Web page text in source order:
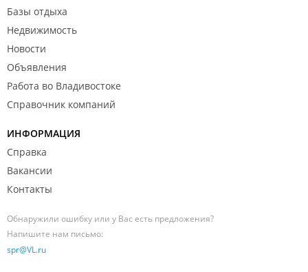
Базы отдыха
Недвижимость
Новости
Объявления
Работа во Владивостоке
Справочник компаний
ИНФОРМАЦИЯ
Справка
Вакансии
Контакты
Обнаружили ошибку или у Вас есть предложения?
Напишите нам письмо:
spr@VL.ru